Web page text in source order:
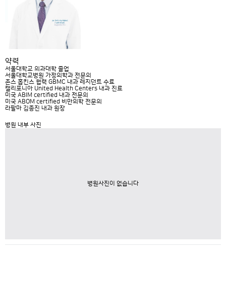
약력
서울대학교 의과대학 졸업
서울대학교병원 가정의학과 전문의
존스 홉킨스 협력 GBMC 내과 레지던트 수료
캘리포니아 United Health Centers 내과 진료
미국 ABIM certified 내과 전문의
미국 ABOM certified 비만의학 전문의
라팔마 김종진 내과 원장
병원 내부 사진
병원사진이 없습니다